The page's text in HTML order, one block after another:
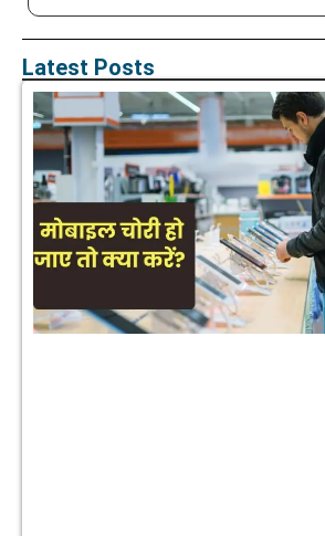
Latest Posts